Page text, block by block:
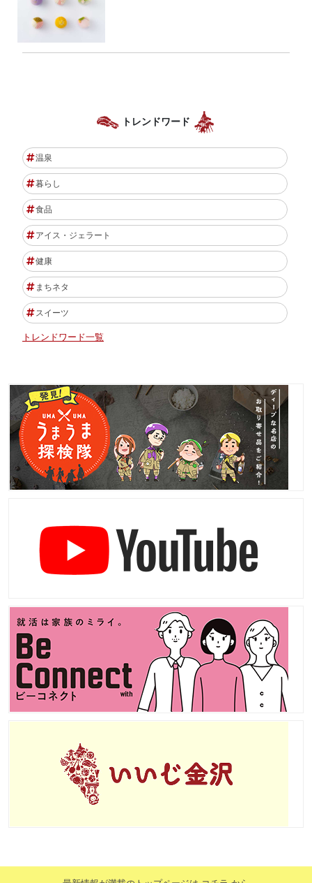
トレンドワード
温泉
暮らし
食品
アイス・ジェラート
健康
まちネタ
スイーツ
トレンドワード一覧